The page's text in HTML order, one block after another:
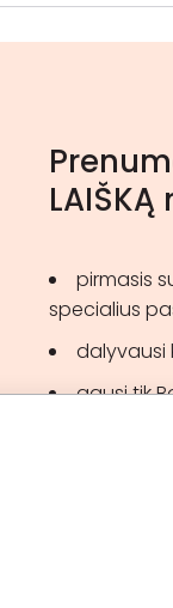
pirmasis
specialius
dalyvausi
gausi tik